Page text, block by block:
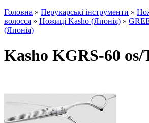
Головна » Перукарські інструменти »
волосся » Ножиці Kasho (Японія) »
(Японія)
Kasho KGRS-60 os/